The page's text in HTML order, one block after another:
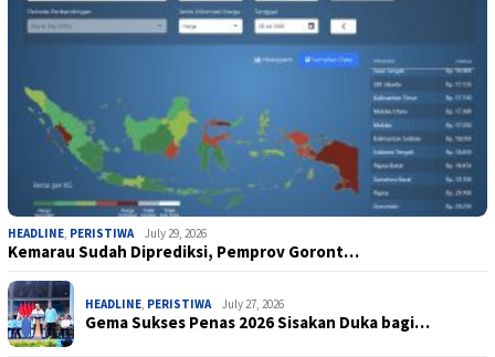
HEADLINE, PERISTIWA July 29, 2026
Kemarau Sudah Diprediksi, Pemprov Goront…
HEADLINE, PERISTIWA July 27, 2026
Gema Sukses Penas 2026 Sisakan Duka bagi…